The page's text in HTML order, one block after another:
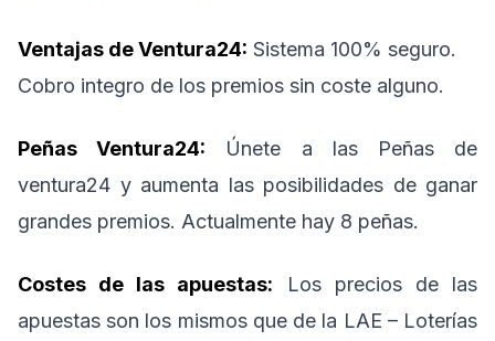
Ventajas de Ventura24: Sistema 100% seguro.
Cobro integro de los premios sin coste alguno.
Peñas Ventura24: Únete a las Peñas de
ventura24 y aumenta las posibilidades de ganar
grandes premios. Actualmente hay 8 peñas.
Costes de las apuestas: Los precios de las
apuestas son los mismos que de la LAE – Loterías